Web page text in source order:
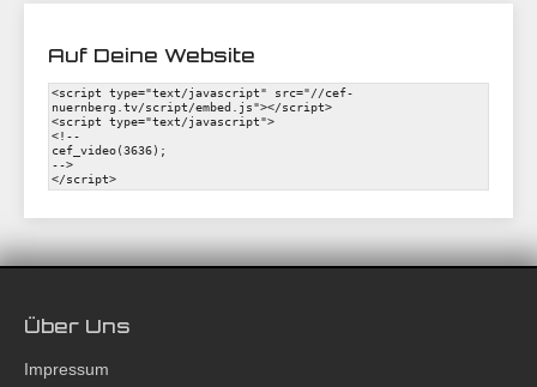
Auf Deine Website
Über Uns
Impressum